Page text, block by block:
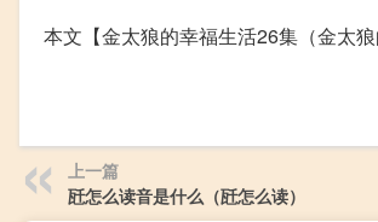
本文【金太狼的幸福生活26集（金太
上一篇
瓩怎么读音是什么（瓩怎么读）